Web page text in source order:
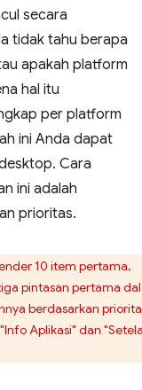
secara
tidak tahu berapa
apakah platform
hal itu
per platform
ini Anda dapat
Cara
ini adalah
prioritas.
10 item pertama,
pintasan pertama
berdasarkan
Aplikasi" dan